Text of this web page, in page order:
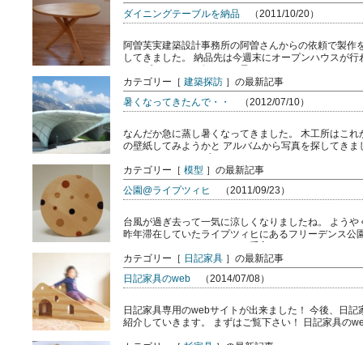
ダイニングテーブルを納品 （2011/10/20）
阿曽芙実建築設計事務所の阿曽さんからの依頼で製
してきました。 納品先は今週末にオープンハウスが
カテゴリー［ 建築探訪 ］の最新記事
暑くなってきたんで・・
（2012/07/10）
なんだか急に蒸し暑くなってきました。 木工所はこ
の壁紙してみようかと アルバムから写真を探してき
カテゴリー［ 模型 ］の最新記事
公園@ライプツィヒ
（2011/09/23）
台風が過ぎ去って一気に涼しくなりましたね。 よう
昨年滞在していたライプツィヒにあるフリーデンス
カテゴリー［ 日記家具 ］の最新記事
日記家具のweb （2014/07/08）
日記家具専用のwebサイトが出来ました！ 今後、日
紹介していきます。 まずはご覧下さい！ 日記家具の